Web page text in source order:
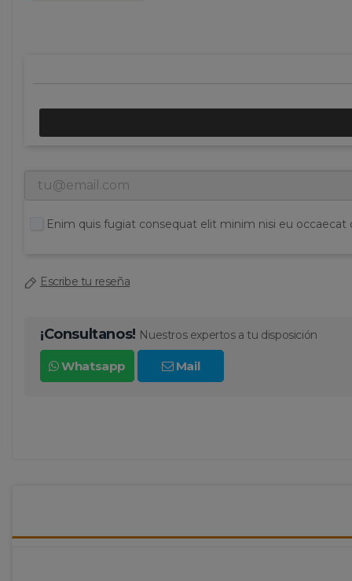
Enim quis fugiat consequat elit minim nisi eu
Escribe tu reseña
¡Consultanos! Nuestros expertos a tu disposición
Whatsapp Mail